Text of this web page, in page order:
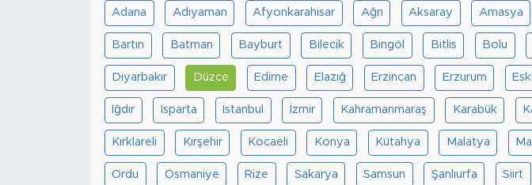
Adana Adıyaman Afyonkarahisar Ağrı Aksaray Amasya
Bartın Batman Bayburt Bilecik Bingöl Bitlis Bolu
Diyarbakır Düzce Edirne Elazığ Erzincan Erzurum
Iğdır Isparta İstanbul İzmir Kahramanmaraş Karabük
Kırklareli Kırşehir Kocaeli Konya Kütahya Malatya
Ordu Osmaniye Rize Sakarya Samsun Şanlıurfa Siirt